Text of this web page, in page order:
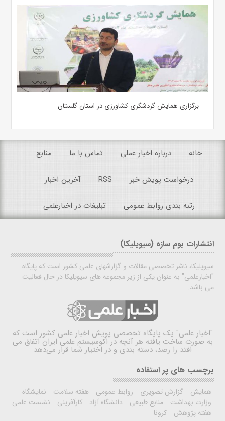
برگزاری همایش گردشگری کشاورزی در استان گلستان
خانه درباره اخبار عملی تماس با ما منابع
درخواست پویش خبر RSS آخرین اخبار
رتبه بندی روابط عمومی تبلیغات در اخبارعلمی
انتشارات بوم سازه (سیویلیکا)
سیویلیکا، ناشر تخصصی مقالات و گزارشهای علمی کشور است که پایگاه
"اخبارعلمی" به عنوان یکی از زیر مجموعه های سیویلیکا در حال فعالیت
می باشد.
"اخبار علمی" یک پایگاه تخصصی پویش اخبار علمی کشور است که
به صورت ساخت یافته هر آنچه در اکوسیستم علمی ایران اتفاق می
افتد را رصد، دسته بندی و در اختیار شما قرار می‌دهد
برچسب های پر استفاده
همایش گزارش تصویری روابط عمومی هفته سلامت
نمایشگاه
وزارت بهداشت
منابع طبیعی دانشگاه آزاد کارآفرینی
نشست علمی
هفته پژوهش
کرونا